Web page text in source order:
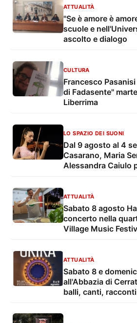
ATTUALITÀ
"Se è amore è
scuole e
ascolto e dialogo
CULTURA
Francesco
di Fadasente"
Liberrima
LO SPAZIO DEI SUONI
Dal 9 agosto al 4
Casarano, Maria
Alessandra Caiulo
ATTUALITÀ
Sabato 8 agosto
concerto nella
Village Music
ATTUALITÀ
Sabato 8 e
all'Abbazia di
balli, canti,